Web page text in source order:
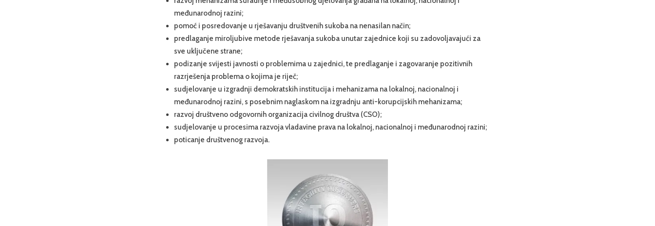
međunarodnoj razini;
pomoć i posredovanje u rješavanju društvenih sukoba na nenasilan način;
predlaganje miroljubive metode rješavanja sukoba unutar zajednice koji su zadovoljavajući za
sve uključene strane;
podizanje svijesti javnosti o problemima u zajednici, te predlaganje i zagovaranje pozitivnih
razrješenja problema o kojima je riječ;
sudjelovanje u izgradnji demokratskih institucija i mehanizama na lokalnoj, nacionalnoj i
međunarodnoj razini, s posebnim naglaskom na izgradnju anti-korupcijskih mehanizama;
razvoj društveno odgovornih organizacija civilnog društva (CSO);
sudjelovanje u procesima razvoja vladavine prava na lokalnoj, nacionalnoj i međunarodnoj razini;
poticanje društvenog razvoja.